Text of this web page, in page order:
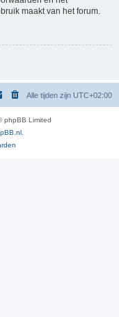
maakt van het forum.
Alle tijden zijn UTC+02:00
phpBB Limited